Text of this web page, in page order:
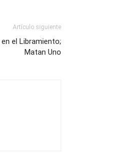
Artículo siguiente
el Libramiento;
Matan Uno